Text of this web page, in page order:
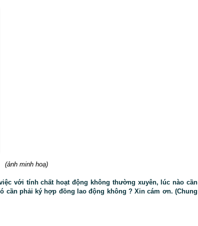
(ảnh minh hoạ)
với tính chất hoạt động không thường xuyên, lúc nào cần
phải ký hợp đồng lao động không ? Xin cám ơn. (Chung